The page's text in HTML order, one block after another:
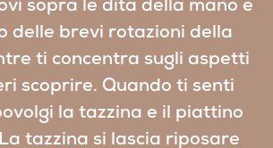
sopra le dita della mano e
delle brevi rotazioni della
ti concentra sugli aspetti
scoprire. Quando ti senti
la tazzina e il piattino
tazzina si lascia riposare